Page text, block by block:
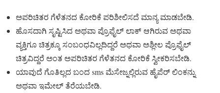
ಅಪರಿಚಿತರ ಗೆಳೆತನದ ಕೋರಿಕೆ ಪರಿಶೀಲಿಸದೆ ಮಾನ್ಯ ಮಾಡಬೇಡಿ.
ಹೊಸದಾಗಿ ಸೃಷ್ಟಿಸಿದ ಅಥವಾ ಪ್ರೊಫೈಲ್ ಲಾಕ್ ಆಗಿರುವ ಅಥವಾ
ವ್ಯಕ್ತಿಗೂ ಚಿತ್ರಕ್ಕೂ ಸಂಬಂಧವಿಲ್ಲದಿದ್ದರೆ ಅಥವಾ ಅಶ್ಲೀಲ ಪ್ರೊಫೈಲ್
ಚಿತ್ರವಿದ್ದರೆ ಅಂತ ಅಪರಿಚಿತರ ಗೆಳೆತನದ ಕೋರಿಕೆ ಸ್ವೀಕರಿಸಬೇಡಿ.
ಯಾವುದೆ ಗೊತಿಲ್ಲದ ಬಂದ sms ಮೆಸೇಜ್ನಲ್ಲಿರುವ ಹೈಪೆರ್ ಲಿಂಕನ್ನು
ಅಥವಾ ಇಮೇಲ್ ತೆರೆಯಬೇಡಿ.